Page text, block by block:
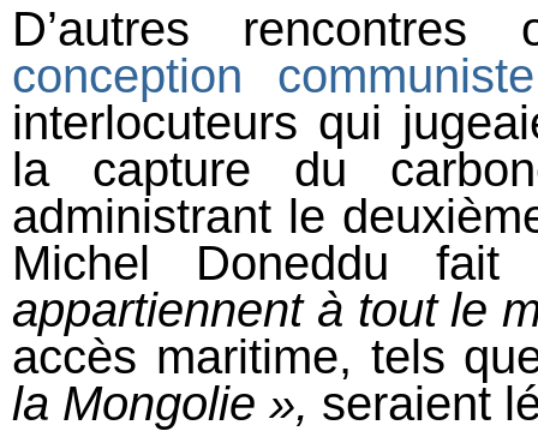
D’autres
conception communiste
interlocuteurs qui
la capture du
administrant le
Michel Doneddu
appartiennent à tout le
accès maritime, tels
la Mongolie », seraient